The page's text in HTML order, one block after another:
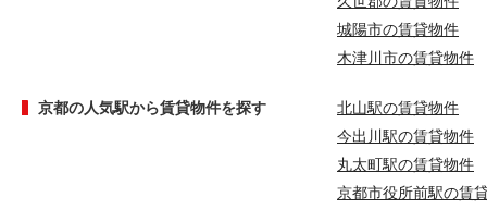
城陽市の賃貸物件
木津川市の賃貸物件
京都の人気駅から賃貸物件を探す
北山駅の賃貸物件
今出川駅の賃貸物件
丸太町駅の賃貸物件
京都市役所前駅の賃